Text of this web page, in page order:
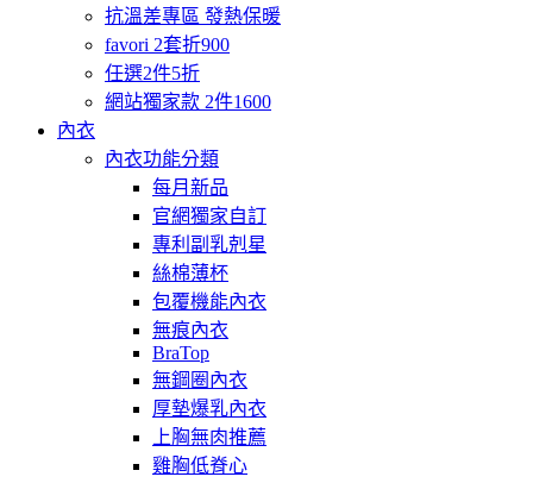
抗溫差專區 發熱保暖
favori 2套折900
任選2件5折
網站獨家款 2件1600
內衣
內衣功能分類
每月新品
官網獨家自訂
專利副乳剋星
絲棉薄杯
包覆機能內衣
無痕內衣
BraTop
無鋼圈內衣
厚墊爆乳內衣
上胸無肉推薦
雞胸低脊心